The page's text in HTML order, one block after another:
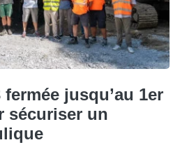
jusqu’au 1er
sécuriser un